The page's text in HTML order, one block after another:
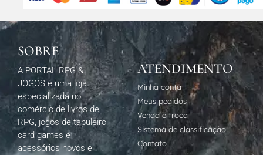
SOBRE
A PORTAL RPG &
JOGOS é uma loja
especializada no
comércio de livros de
RPG, jogos de tabuleiro,
card games e
acessórios novos e
ATENDIMENTO
Minha conta
Meus pedidos
Venda e troca
Sistema de classificação
Contato